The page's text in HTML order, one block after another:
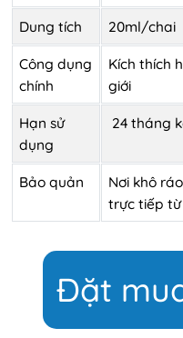
Dung tích 20ml/chai
Công dụng
chính
Kích thích
giới
Hạn sử
dụng
24 tháng
Bảo quản
Nơi khô
trực tiếp
Đặt